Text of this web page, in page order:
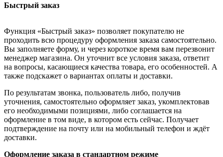
Быстрый заказ
Функция «Быстрый заказ» позволяет покупателю не
проходить всю процедуру оформления заказа самостоятельно.
Вы заполняете форму, и через короткое время вам перезвонит
менеджер магазина. Он уточнит все условия заказа, ответит
на вопросы, касающиеся качества товара, его особенностей. А
также подскажет о вариантах оплаты и доставки.
По результатам звонка, пользователь либо, получив
уточнения, самостоятельно оформляет заказ, укомплектовав
его необходимыми позициями, либо соглашается на
оформление в том виде, в котором есть сейчас. Получает
подтверждение на почту или на мобильный телефон и ждёт
доставки.
Оформление заказа в стандартном режиме